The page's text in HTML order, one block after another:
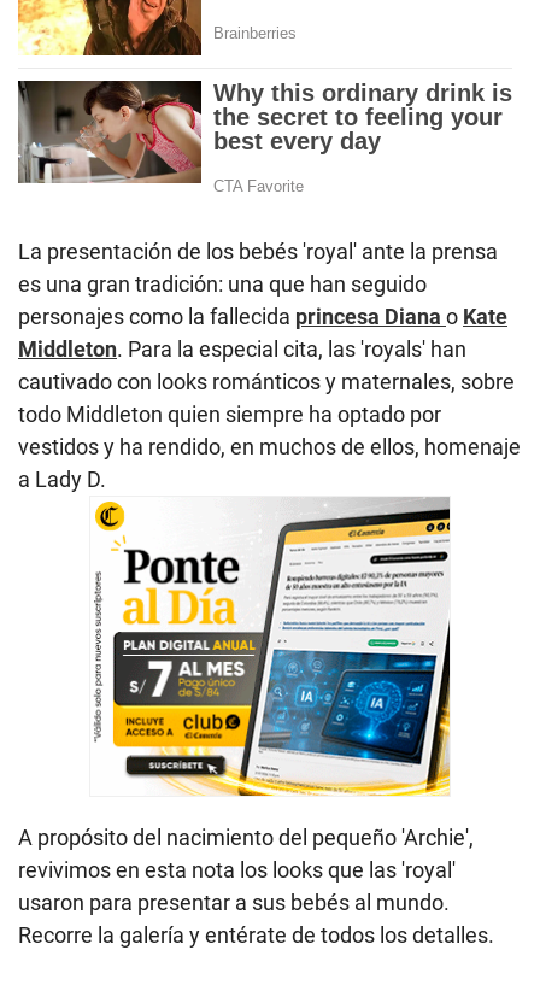
La presentación de los bebés 'royal' ante la prensa
es una gran tradición: una que han seguido
personajes como la fallecida princesa Diana o Kate
Middleton. Para la especial cita, las 'royals' han
cautivado con looks románticos y maternales, sobre
todo Middleton quien siempre ha optado por
vestidos y ha rendido, en muchos de ellos, homenaje
a Lady D.
A propósito del nacimiento del pequeño 'Archie',
revivimos en esta nota los looks que las 'royal'
usaron para presentar a sus bebés al mundo.
Recorre la galería y entérate de todos los detalles.